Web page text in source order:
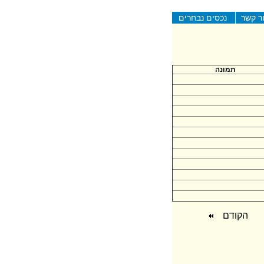
קשר נכסים נבחרים
תמונה
הקודם